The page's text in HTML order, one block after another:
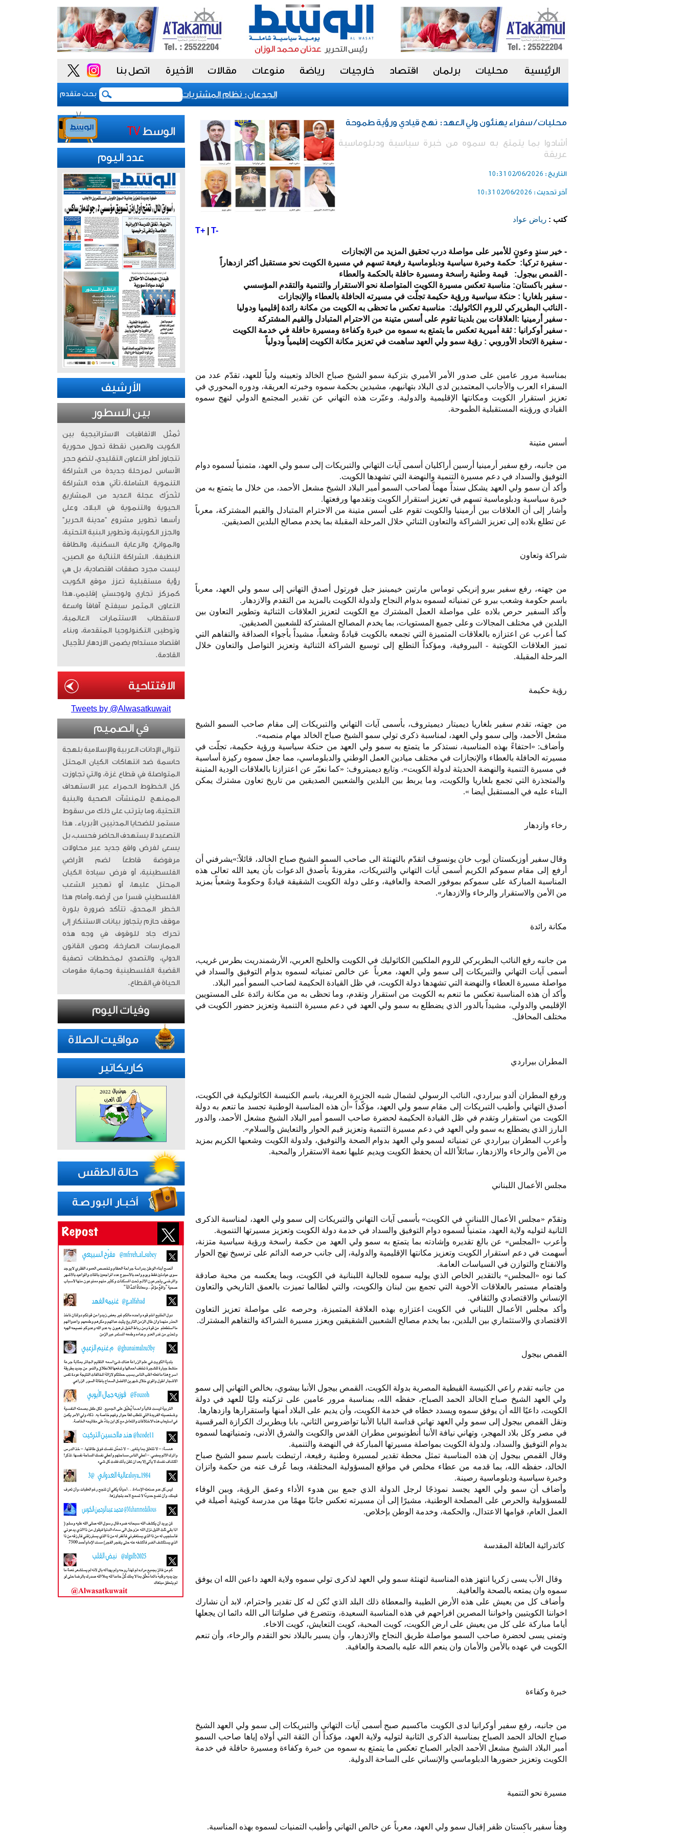
الرئيسية محليات برلمان اقتصاد خارجيات رياضة منوعات مقالات الأخيرة اتصل بنا
بحث متقدم
الجدعان: نظام المشتريات يمنح الحكومة السعودية أدوات أكثر مرونة
محليات / سفراء يهنئون ولي العهد: نهج قيادي ورؤية طموحة
أشادوا بما يتمتع به سموه من خبرة سياسية ودبلوماسية
عريقة
التاريخ : 02/06/2026 10:31
آخر تحديث : 02/06/2026 10:31
كتب :رياض عواد
T+| T-
- خير سندٍ وعونٍ للأمير على مواصلة درب تحقيق المزيد من الإنجازات
- سفيرة تركيا: حكمة وخبرة سياسية ودبلوماسية رفيعة تسهم في مسيرة الكويت نحو مستقبل أكثر ازدهاراً
- القمص بيجول: قيمة وطنية راسخة ومسيرة حافلة بالحكمة والعطاء
- سفير باكستان: مناسبة تعكس مسيرة الكويت المتواصلة نحو الاستقرار والتنمية والتقدم المؤسسي
- سفير بلغاريا : حنكة سياسية ورؤية حكيمة تجلّت في مسيرته الحافلة بالعطاء والإنجازات
- النائب البطريركي للروم الكاثوليك: مناسبة تعكس ما تحظى به الكويت من مكانة رائدة إقليميا ودوليا
- سفير أرمينيا :العلاقات بين بلدينا تقوم على أسس متينة من الاحترام المتبادل والقيم المشتركة
- سفير أوكرانيا : ثقة أميرية تعكس ما يتمتع به سموه من خبرة وكفاءة ومسيرة حافلة في خدمة الكويت
- سفيرة الاتحاد الأوروبي : رؤية سمو ولي العهد ساهمت في تعزيز مكانة الكويت إقليمياً ودولياً
بمناسبة مرور عامين على صدور الأمر الأميري بتزكية سمو الشيخ صباح الخالد وتعيينه ولياً للعهد، تقدّم عدد من
السفراء العرب والأجانب المعتمدين لدى البلاد بتهانيهم، مشيدين بحكمة سموه وخبرته العريقة، ودوره المحوري في
تعزيز استقرار الكويت ومكانتها الإقليمية والدولية. وعبّرت هذه التهاني عن تقدير المجتمع الدولي لنهج سموه
القيادي ورؤيته المستقبلية الطموحة.
أسس متينة
من جانبه، رفع سفير أرمينيا أرسين أراكليان أسمى آيات التهاني والتبريكات إلى سمو ولي العهد، متمنياً لسموه دوام
التوفيق والسداد في دعم مسيرة التنمية والنهضة التي تشهدها الكويت.
وأكد أن سمو ولي العهد يشكل سنداً مهماً لصاحب السمو أمير البلاد الشيخ مشعل الأحمد، من خلال ما يتمتع به من
خبرة سياسية ودبلوماسية تسهم في تعزيز استقرار الكويت وتقدمها ورفعتها.
وأشار إلى أن العلاقات بين أرمينيا والكويت تقوم على أسس متينة من الاحترام المتبادل والقيم المشتركة، معرباً
عن تطلع بلاده إلى تعزيز الشراكة والتعاون الثنائي خلال المرحلة المقبلة بما يخدم مصالح البلدين الصديقين.
شراكة وتعاون
من جهته، رفع سفير بيرو إنريكي توماس مارتين خيمينيز جيل فورتول أصدق التهاني إلى سمو ولي العهد، معرباً
باسم حكومة وشعب بيرو عن تمنياته لسموه بدوام النجاح ولدولة الكويت بالمزيد من التقدم والازدهار.
وأكد السفير حرص بلاده على مواصلة العمل المشترك مع الكويت لتعزيز العلاقات الثنائية وتطوير التعاون بين
البلدين في مختلف المجالات وعلى جميع المستويات، بما يخدم المصالح المشتركة للشعبين الصديقين.
كما أعرب عن اعتزازه بالعلاقات المتميزة التي تجمعه بالكويت قيادةً وشعباً، مشيداً بأجواء الصداقة والتفاهم التي
تميز العلاقات الكويتية - البيروفية، ومؤكداً التطلع إلى توسيع الشراكة الثنائية وتعزيز التواصل والتعاون خلال
المرحلة المقبلة.
رؤية حكيمة
من جهته، تقدم سفير بلغاريا ديميتار ديميتروف، بأسمى آيات التهاني والتبريكات إلى مقام صاحب السمو الشيخ
مشعل الأحمد، وإلى سمو ولي العهد، لمناسبة ذكرى تولي سمو الشيخ صباح الخالد مهام منصبه».
وأضاف: «احتفاءً بهذه المناسبة، نستذكر ما يتمتع به سمو ولي العهد من حنكة سياسية ورؤية حكيمة، تجلّت في
مسيرته الحافلة بالعطاء والإنجازات في مختلف ميادين العمل الوطني والدبلوماسي، مما جعل سموه ركيزة أساسية
في مسيرة التنمية والنهضة الحديثة لدولة الكويت». وتابع ديميتروف: «كما نعبّر عن اعتزازنا بالعلاقات الودية المتينة
والمتجذرة التي تجمع بلغاريا والكويت، وما يربط بين البلدين والشعبين الصديقين من تاريخ تعاون مشترك يمكن
البناء عليه في المستقبل أيضا ».
رخاء وازدهار
وقال سفير أوزبكستان أيوب خان يونسوف اتقدّم بالتهنئة الى صاحب السمو الشيخ صباح الخالد، قائلاً:»يشرفني أن
أرفع إلى مقام سموكم الكريم أسمى آيات التهاني والتبريكات، مقرونةً بأصدق الدعوات بأن يعيد الله تعالى هذه
المناسبة المباركة على سموكم بموفور الصحة والعافية، وعلى دولة الكويت الشقيقة قيادةً وحكومةً وشعباً بمزيد
من الأمن والاستقرار والرخاء والازدهار».
مكانة رائدة
من جانبه رفع النائب البطريركي للروم الملكيين الكاثوليك في الكويت والخليج العربي، الأرشمندريت بطرس غريب،
أسمى آيات التهاني والتبريكات إلى سمو ولي العهد، معرباً عن خالص تمنياته لسموه بدوام التوفيق والسداد في
مواصلة مسيرة العطاء والنهضة التي تشهدها دولة الكويت، في ظل القيادة الحكيمة لصاحب السمو أمير البلاد.
وأكد أن هذه المناسبة تعكس ما تنعم به الكويت من استقرار وتقدم، وما تحظى به من مكانة رائدة على المستويين
الإقليمي والدولي، مشيداً بالدور الذي يضطلع به سمو ولي العهد في دعم مسيرة التنمية وتعزيز حضور الكويت في
مختلف المحافل.
المطران بيراردي
ورفع المطران ألدو بيراردي، النائب الرسولي لشمال شبه الجزيرة العربية، باسم الكنيسة الكاثوليكية في الكويت،
أصدق التهاني وأطيب التبريكات إلى مقام سمو ولي العهد، مؤكّداً «أن هذه المناسبة الوطنية تجسد ما تنعم به دولة
الكويت من استقرار وتقدم في ظل القيادة الحكيمة لحضرة صاحب السمو أمير البلاد الشيخ مشعل الأحمد، والدور
البارز الذي يضطلع به سمو ولي العهد في دعم مسيرة التنمية وتعزيز قيم الحوار والتعايش والسلام».
وأعرب المطران بيراردي عن تمنياته لسمو ولي العهد بدوام الصحة والتوفيق، ولدولة الكويت وشعبها الكريم بمزيد
من الأمن والرخاء والازدهار، سائلاً الله أن يحفظ الكويت ويديم عليها نعمة الاستقرار والمحبة.
مجلس الأعمال اللبناني
وتقدّم «مجلس الأعمال اللبناني في الكويت» بأسمى آيات التهاني والتبريكات إلى سمو ولي العهد، لمناسبة الذكرى
الثانية لتوليه ولاية العهد، متمنياً لسموه دوام التوفيق والسداد في خدمة دولة الكويت وتعزيز مسيرتها التنموية.
وأعرب «المجلس» عن بالغ تقديره وإشادته بما يتمتع به سمو ولي العهد من حكمة راسخة ورؤية سياسية متزنة،
أسهمت في دعم استقرار الكويت وتعزيز مكانتها الإقليمية والدولية، إلى جانب حرصه الدائم على ترسيخ نهج الحوار
والانفتاح والتوازن في السياسات العامة.
كما نوه «المجلس» بالتقدير الخاص الذي يوليه سموه للجالية اللبنانية في الكويت، وبما يعكسه من محبة صادقة
واهتمام مستمر بالعلاقات الأخوية التي تجمع بين لبنان والكويت، والتي لطالما تميزت بالعمق التاريخي والتعاون
الإنساني والاقتصادي والثقافي.
وأكد مجلس الأعمال اللبناني في الكويت اعتزازه بهذه العلاقة المتميزة، وحرصه على مواصلة تعزيز التعاون
الاقتصادي والاستثماري بين البلدين، بما يخدم مصالح الشعبين الشقيقين ويعزز مسيرة الشراكة والتفاهم المشترك.
القمص بيجول
من جانبه تقدم راعي الكنيسة القبطية المصرية بدولة الكويت، القمص بيجول الأنبا بيشوي، بخالص التهاني إلى سمو
ولي العهد الشيخ صباح الخالد الحمد الصباح، حفظه الله، بمناسبة مرور عامين على تزكيته وليًا للعهد في دولة
الكويت، داعيًا الله أن يوفق سموه ويسدد خطاه في خدمة الكويت، وأن يديم على البلاد أمنها واستقرارها وازدهارها.
ونقل القمص بيجول إلى سمو ولي العهد تهاني قداسة البابا الأنبا تواضروس الثاني، بابا وبطريرك الكرازة المرقسية
في مصر وكل بلاد المهجر، وتهاني نيافة الأنبا أنطونيوس مطران القدس والكويت والشرق الأدنى، وتمنياتهما لسموه
بدوام التوفيق والسداد، ولدولة الكويت بمواصلة مسيرتها المباركة في النهضة والتنمية.
وقال القمص بيجول إن هذه المناسبة تمثل محطة تقدير لمسيرة وطنية رفيعة، ارتبطت باسم سمو الشيخ صباح
الخالد، حفظه الله، بما قدمه من عطاء مخلص في مواقع المسؤولية المختلفة، وبما عُرف عنه من حكمة واتزان
وخبرة سياسية ودبلوماسية رصينة.
وأضاف أن سمو ولي العهد يجسد نموذجًا لرجل الدولة الذي جمع بين هدوء الأداء وعمق الرؤية، وبين الوفاء
للمسؤولية والحرص على المصلحة الوطنية، مشيرًا إلى أن مسيرته تعكس جانبًا مهمًا من مدرسة كويتية أصيلة في
العمل العام، قوامها الاعتدال، والحكمة، وخدمة الوطن بإخلاص.
كاتدرائية العائلة المقدسة
وقال الأب يسى زكريا انتهز هذه المناسبة لتهنئة سمو ولي العهد لذكرى تولي سموه ولاية العهد داعين الله ان يوفق
سموه وان يمتعه بالصحة والعافية.
وأضاف كل من يعيش على هذه الأرض الطيبة والمعطاة ذلك البلد الذي نُكن له كل تقدير واحترام، لابد أن نشارك
اخواننا الكويتيين واخواننا المصرين افراحهم في هذه المناسبة السعيدة، ونتضرع في صلواتنا الى الله دائما ان يجعلها
أياما مباركة على كل من يعيش على ارض الكويت، كويت المحبة، كويت التعايش، كويت الاخاء.
وتمنى يسى لحضرة صاحب السمو مواصلة طريق النجاح والازدهار، وأن يسير بالبلاد نحو التقدم والرخاء، وأن تنعم
الكويت في عهده بالأمن والأمان وان ينعم الله عليه بالصحة والعافية.
خبرة وكفاءة
من جانبه، رفع سفير أوكرانيا لدى الكويت ماكسيم صبح أسمى آيات التهاني والتبريكات إلى سمو ولي العهد الشيخ
صباح الخالد الحمد الصباح بمناسبة الذكرى الثانية لتوليه ولاية العهد، مؤكداً أن الثقة التي أولاه إياها صاحب السمو
أمير البلاد الشيخ مشعل الأحمد الجابر الصباح تعكس ما يتمتع به سموه من خبرة وكفاءة ومسيرة حافلة في خدمة
الكويت وتعزيز حضورها الدبلوماسي والإنساني على الساحة الدولية.
مسيرة نحو التنمية
وهنأ سفير باكستان ظفر إقبال سمو ولي العهد، معرباً عن خالص التهاني وأطيب التمنيات لسموه بهذه المناسبة.
عدد اليوم
الأرشيف
بين السطور
تُمثّل الاتفاقيات الاستراتيجية بين
الكويت والصين نقطة تحول محورية
تتجاوز أطر التعاون التقليدي، لتضع حجر
الأساس لمرحلة جديدة من الشراكة
التنموية الشاملة. ​تأتي هذه الشراكة
لتُحرّك عجلة العديد من المشاريع
الحيوية والتنموية في البلاد، وعلى
رأسها تطوير مشروع “مدينة الحرير”
والجزر الكويتية، وتطوير البنية التحتية،
والموانئ، والرعاية السكنية، والطاقة
النظيفة. الشراكة الثنائية مع الصين،
ليست مجرد صفقات اقتصادية، بل هي
رؤية مستقبلية تعزز موقع الكويت
كمركز تجاري ولوجستي إقليمي. ​هذا
التعاون المثمر سيفتح آفاقاً واسعة
لاستقطاب الاستثمارات العالمية،
وتوطين التكنولوجيا المتقدمة، وبناء
اقتصاد مستدام يضمن الازدهار للأجيال
القادمة.
Tweets by @Alwasatkuwait
في الصميم
تتوالى الإدانات العربية والإسلامية بلهجة
حاسمة ضد انتهاكات الكيان المحتل
المتواصلة في قطاع غزة، والتي تجاوزت
كل الخطوط الحمراء عبر الاستهداف
الممنهج للمنشآت الصحية والبنية
التحتية، وما يترتب على ذلك من سقوط
مستمر للضحايا المدنيين الأبرياء. ​ هذا
التصعيد لا يستهدف الحاضر فحسب، بل
يسعى لفرض واقع جديد عبر محاولات
مرفوضة قاطعاً لضم الأراضي
الفلسطينية، أو فرض سيادة الكيان
المحتل عليها، أو تهجير الشعب
الفلسطيني قسراً من أرضه. ​وأمام هذا
الخطر المحدق، تتأكد ضرورة بلورة
موقف حازم يتجاوز بيانات الاستنكار إلى
تحرك جاد للوقوف في وجه هذه
الممارسات الصارخة، وصون القانون
الدولي، والتصدي لمخططات تصفية
القضية الفلسطينية وحماية مقومات
الحياة في القطاع.
كاريكاتير